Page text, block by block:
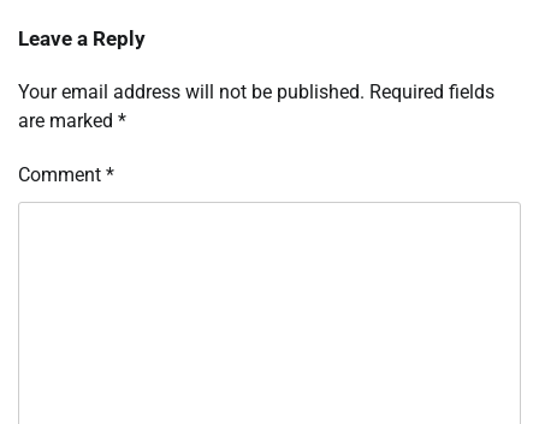
Leave a Reply
Your email address will not be published. Required fields
are marked *
Comment *